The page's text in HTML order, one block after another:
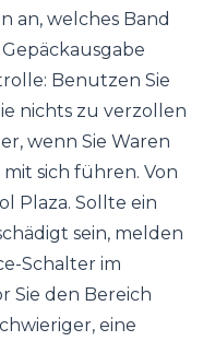
an, welches Band
Benutzen Sie
nichts zu verzollen
wenn Sie Waren
sich führen. Von
Plaza. Sollte ein
sein, melden
Schalter im
Sie den Bereich
eine